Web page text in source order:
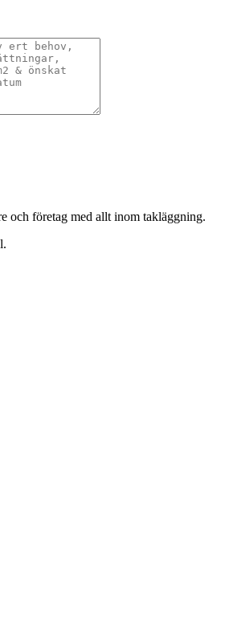
och företag med allt inom takläggning.